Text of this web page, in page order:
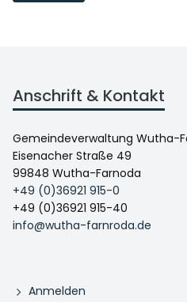
Anschrift & Kontakt
Gemeindeverwaltung Wutha-
Eisenacher Straße 49
99848 Wutha-Farnoda
+49 (0)36921 915-0
+49 (0)36921 915-40
info@wutha-farnroda.de
Anmelden